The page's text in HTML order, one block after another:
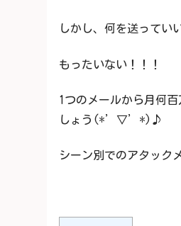
しかし、何を送ってい
もったいない！！！
1つのメールから月何
しょう(*’▽’*)♪
シーン別でのアタック